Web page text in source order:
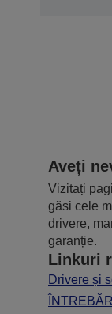
Aveți
Vizitați
găsi cele
drivere,
garanție.
Linkuri
Drivere și